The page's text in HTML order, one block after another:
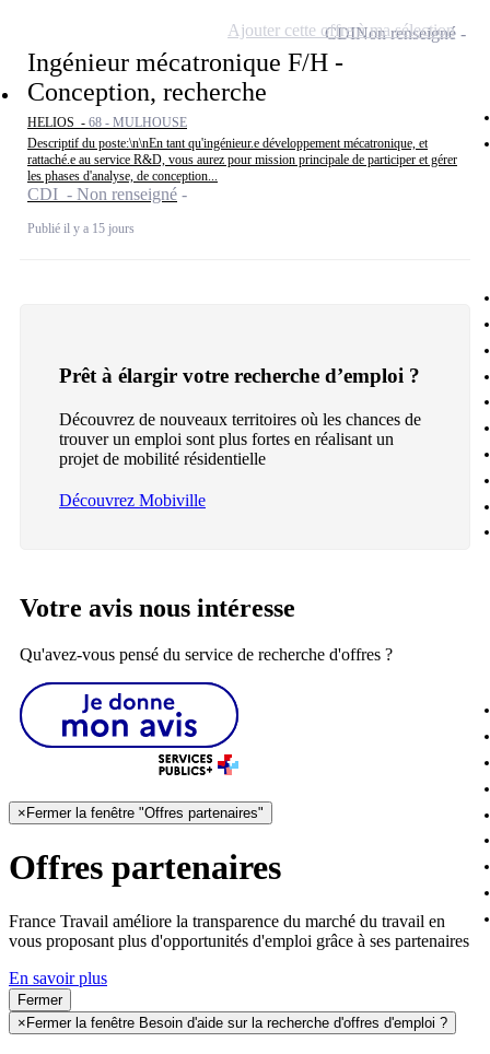
Ingénieur mécatronique F/H -
Conception, recherche
HELIOS - 68 - MULHOUSE
Descriptif du poste:\n\nEn tant qu'ingénieur.e développement mécatronique, et
rattaché.e au service R&D, vous aurez pour mission principale de participer et gérer
les phases d'analyse, de conception...
CDI - Non renseigné
Publié il y a 15 jours
CDINon renseigné
Ajouter cette offre à ma sélection
Prêt à élargir votre recherche d’emploi ?
Découvrez de nouveaux territoires où les chances de
trouver un emploi sont plus fortes en réalisant un
projet de mobilité résidentielle
Découvrez Mobiville
Votre avis nous intéresse
Qu'avez-vous pensé du service de recherche d'offres ?
× Fermer la fenêtre "Offres partenaires"
Offres partenaires
France Travail améliore la transparence du marché du travail en
vous proposant plus d'opportunités d'emploi grâce à ses partenaires
En savoir plus
Fermer
× Fermer la fenêtre Besoin d'aide sur la recherche d'offres d'emploi ?